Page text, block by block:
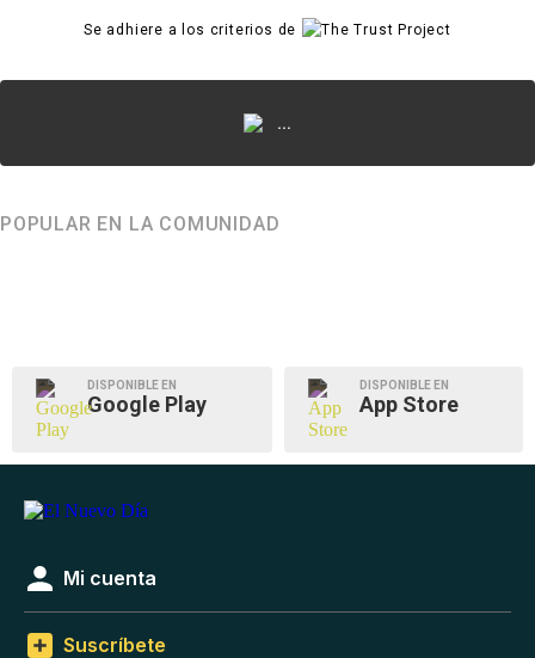
Se adhiere a los criterios de
...
POPULAR EN LA COMUNIDAD
DISPONIBLE EN
Google Play
DISPONIBLE EN
App Store
Mi cuenta
Suscríbete